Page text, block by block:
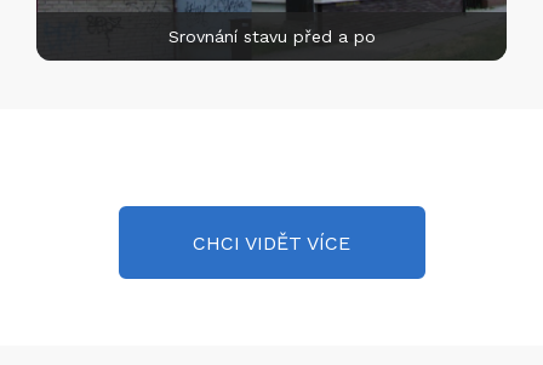
Srovnání stavu před a po
CHCI VIDĚT VÍCE